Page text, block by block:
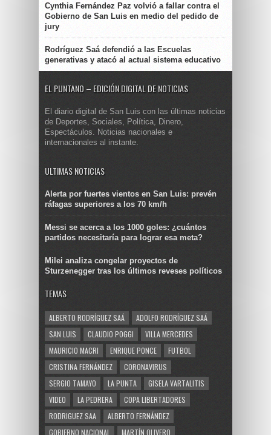
Cynthia Fernández Paz volvió a fallar contra el
Gobierno de San Luis en medio del pedido de
jury
Rodríguez Saá defendió a las Escuelas
generativas y atacó al actual sistema educativo
EL PUNTANO – EDICIÓN DIGITAL DE NOTICIAS
El diario digital de San Luis con las últimas noticias
de Deportes, Sociales, Política, Dinero,
Espectáculos. Noticias nacionales e
internacionales al instante.
ULTIMAS NOTICIAS
Alerta por fuertes vientos en San Luis: prevén
ráfagas superiores a los 70 km/h
Messi se acerca a los 1000 goles: ¿cuántos
partidos necesitaría para lograr esa meta?
Milei analiza congelar proyectos de
Sturzenegger tras los últimos reveses políticos
TEMAS
ALBERTO RODRÍGUEZ SAÁ
ADOLFO RODRÍGUEZ SAÁ
SAN LUIS
CLAUDIO POGGI
VILLA MERCEDES
MAURICIO MACRI
ENRIQUE PONCE
FUTBOL
CRISTINA FERNÁNDEZ
CORONAVIRUS
SERGIO TAMAYO
LA PUNTA
GISELA VARTALITIS
VIDEO
LA PEDRERA
COPA LIBERTADORES
RODRIGUEZ SAA
ALBERTO FERNÁNDEZ
GOBIERNO NACIONAL
MARTÍN OLIVERO